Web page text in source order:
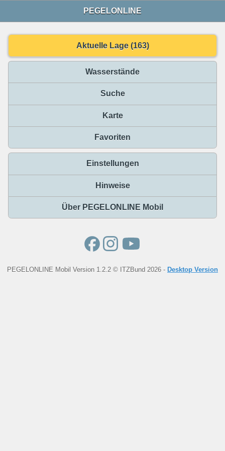
PEGELONLINE
Aktuelle Lage (163)
Wasserstände
Suche
Karte
Favoriten
Einstellungen
Hinweise
Über PEGELONLINE Mobil
PEGELONLINE Mobil Version 1.2.2 © ITZBund 2026 - Desktop Version